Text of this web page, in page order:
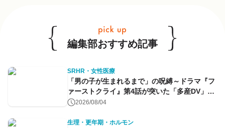
編集部おすすめ記事
SRHR・女性医療
「男の子が生まれるまで」の呪縛～ドラマ『フ
ァーストクライ』第4話が突いた「多産DV」と
命のコントロール～
2026/08/04
生理・更年期・ホルモン